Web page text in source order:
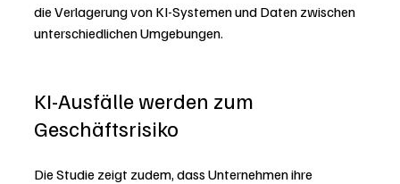
die Verlagerung von KI-Systemen und Daten zwischen
unterschiedlichen Umgebungen.
KI-Ausfälle werden zum
Geschäftsrisiko
Die Studie zeigt zudem, dass Unternehmen ihre